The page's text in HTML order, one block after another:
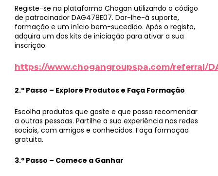
Registe-se na plataforma Chogan utilizando o código
de patrocinador DAG478E07. Dar-lhe-á suporte,
formação e um início bem-sucedido. Após o registo,
adquira um dos kits de iniciação para ativar a sua
inscrição.
https://www.chogangroupspa.com/referral/
2.º Passo – Explore Produtos e Faça Formação
Escolha produtos que goste e que possa recomendar
a outras pessoas. Partilhe a sua experiência nas redes
sociais, com amigos e conhecidos. Faça formação
gratuita.
3.º Passo – Comece a Ganhar